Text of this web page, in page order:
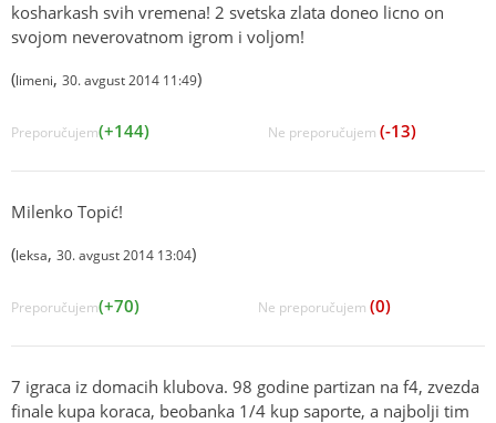
kosharkash svih vremena! 2 svetska zlata doneo licno on
svojom neverovatnom igrom i voljom!
(limeni, 30. avgust 2014 11:49)
Preporučujem(+144) Ne preporučujem (-13)
Milenko Topić!
(leksa, 30. avgust 2014 13:04)
Preporučujem(+70) Ne preporučujem (0)
7 igraca iz domacih klubova. 98 godine partizan na f4, zvezda
finale kupa koraca, beobanka 1/4 kup saporte, a najbolji tim